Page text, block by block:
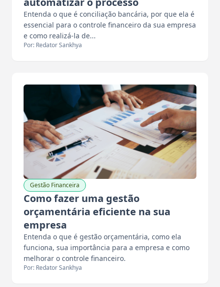
Entenda o que é conciliação bancária, por que ela é
essencial para o controle financeiro da sua empresa
e como realizá-la de...
Por: Redator Sankhya
Gestão Financeira
Como fazer uma gestão
orçamentária eficiente na sua
empresa
Entenda o que é gestão orçamentária, como ela
funciona, sua importância para a empresa e como
melhorar o controle financeiro.
Por: Redator Sankhya